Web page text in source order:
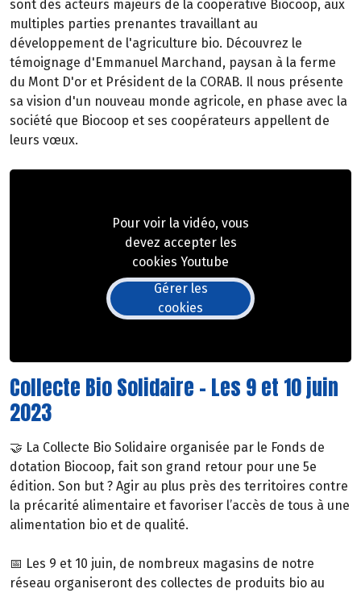
sont des acteurs majeurs de la coopérative Biocoop, aux
multiples parties prenantes travaillant au
développement de l'agriculture bio. Découvrez le
témoignage d'Emmanuel Marchand, paysan à la ferme
du Mont D'or et Président de la CORAB. Il nous présente
sa vision d'un nouveau monde agricole, en phase avec la
société que Biocoop et ses coopérateurs appellent de
leurs vœux.
Pour voir la vidéo, vous
devez accepter les
cookies Youtube
Gérer les
cookies
Collecte Bio Solidaire - Les 9 et 10 juin
2023
🤝 La Collecte Bio Solidaire organisée par le Fonds de
dotation Biocoop, fait son grand retour pour une 5e
édition. Son but ? Agir au plus près des territoires contre
la précarité alimentaire et favoriser l’accès de tous à une
alimentation bio et de qualité.
📅 Les 9 et 10 juin, de nombreux magasins de notre
réseau organiseront des collectes de produits bio au